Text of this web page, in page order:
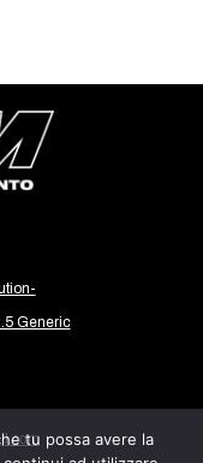
Generic
tu possa avere la